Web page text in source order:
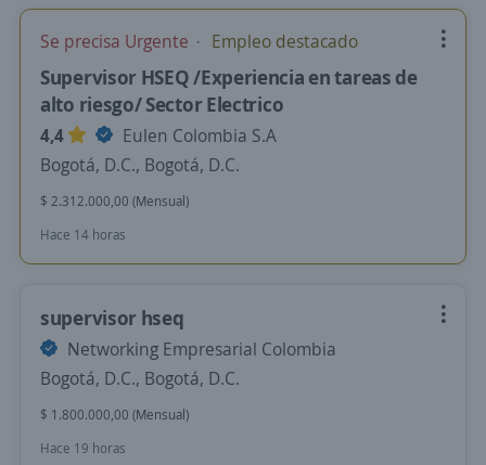
Se precisa Urgente Empleo destacado
Supervisor HSEQ /Experiencia en tareas de
alto riesgo/ Sector Electrico
4,4
Eulen Colombia S.A
Bogotá, D.C., Bogotá, D.C.
$ 2.312.000,00 (Mensual)
Hace 14 horas
supervisor hseq
Networking Empresarial Colombia
Bogotá, D.C., Bogotá, D.C.
$ 1.800.000,00 (Mensual)
Hace 19 horas